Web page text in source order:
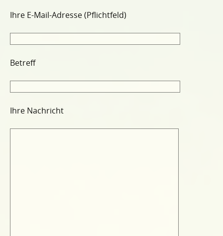
Ihre E-Mail-Adresse (Pflichtfeld)
Betreff
Ihre Nachricht